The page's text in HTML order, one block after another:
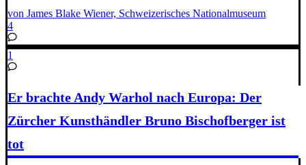
von James Blake Wiener, Schweizerisches Nationalmuseum
4
1
Er brachte Andy Warhol nach Europa: Der
Zürcher Kunsthändler Bruno Bischofberger ist
tot